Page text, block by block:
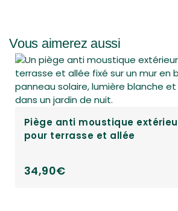
Vous aimerez aussi